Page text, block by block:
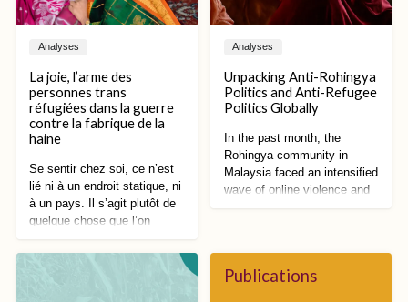
Analyses
La joie, l’arme des
personnes trans
réfugiées dans la guerre
contre la fabrique de la
haine
Se sentir chez soi, ce n’est
lié ni à un endroit statique, ni
à un pays. Il s’agit plutôt de
quelque chose que l’on
dans son souvenir, dans le
Analyses
Unpacking Anti-Rohingya
Politics and Anti-Refugee
Politics Globally
In the past month, the
Rohingya community in
Malaysia faced an intensified
wave of online violence and
governments and reforms to
Publications